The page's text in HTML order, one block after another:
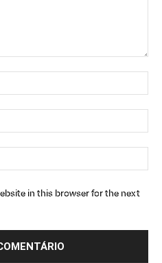
in this browser for the next